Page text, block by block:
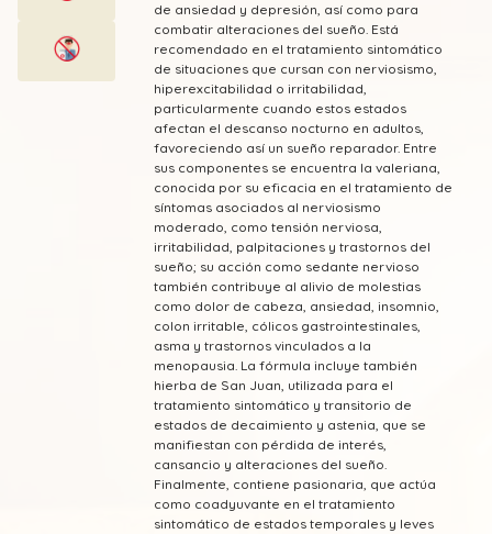
de ansiedad y depresión, así como para
combatir alteraciones del sueño. Está
recomendado en el tratamiento sintomático
de situaciones que cursan con nerviosismo,
hiperexcitabilidad o irritabilidad,
particularmente cuando estos estados
afectan el descanso nocturno en adultos,
favoreciendo así un sueño reparador. Entre
sus componentes se encuentra la valeriana,
conocida por su eficacia en el tratamiento de
síntomas asociados al nerviosismo
moderado, como tensión nerviosa,
irritabilidad, palpitaciones y trastornos del
sueño; su acción como sedante nervioso
también contribuye al alivio de molestias
como dolor de cabeza, ansiedad, insomnio,
colon irritable, cólicos gastrointestinales,
asma y trastornos vinculados a la
menopausia. La fórmula incluye también
hierba de San Juan, utilizada para el
tratamiento sintomático y transitorio de
estados de decaimiento y astenia, que se
manifiestan con pérdida de interés,
cansancio y alteraciones del sueño.
Finalmente, contiene pasionaria, que actúa
como coadyuvante en el tratamiento
sintomático de estados temporales y leves